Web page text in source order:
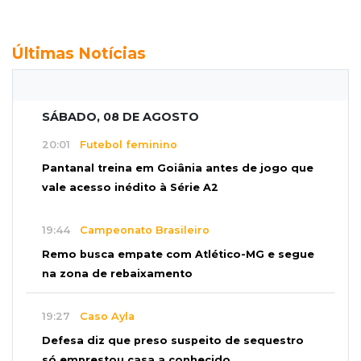
Últimas Notícias
SÁBADO, 08 DE AGOSTO
20:01 Futebol feminino
Pantanal treina em Goiânia antes de jogo que
vale acesso inédito à Série A2
19:44 Campeonato Brasileiro
Remo busca empate com Atlético-MG e segue
na zona de rebaixamento
19:27 Caso Ayla
Defesa diz que preso suspeito de sequestro